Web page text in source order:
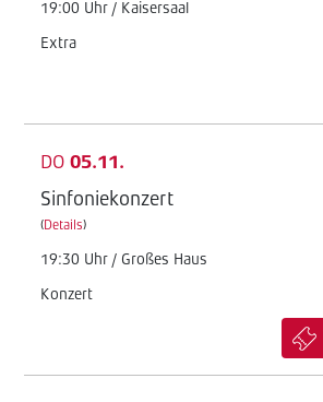
19:00 Uhr / Kaisersaal
Extra
DO 05.11.
Sinfoniekonzert
(Details)
19:30 Uhr / Großes Haus
Konzert